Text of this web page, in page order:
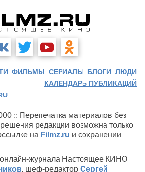
ФИЛЬМЫ СЕРИАЛЫ БЛОГИ ЛЮДИ
КАЛЕНДАРЬ ПУБЛИКАЦИЙ
:: Перепечатка материалов без
редакции возможна только
на Filmz.ru и сохранении
онлайн-журнала Настоящее КИНО
, шеф-редактор Сергей